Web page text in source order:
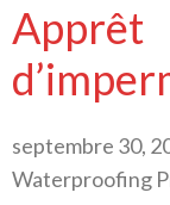
Apprêt
septembre 30,
Waterproofing